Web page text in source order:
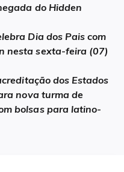
do Hidden
Dia dos Pais com
nesta sexta-feira (07)
dos Estados
nova turma de
bolsas para latino-